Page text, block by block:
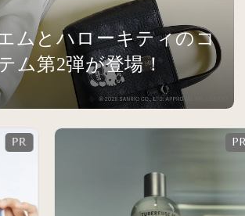
ムとハローキティのコ
ム第2弾が登場！